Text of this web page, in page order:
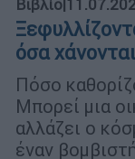
Βιβλίο|
όσα
Πόσο
Μπορεί μια
αλλάζει ο
έναν